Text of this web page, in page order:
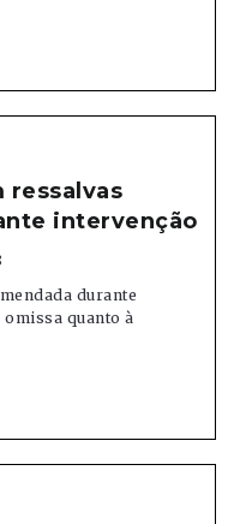
ressalvas
intervenção
durante
quanto à